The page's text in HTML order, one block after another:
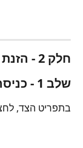
חלק 2 - הזנת הוצאה ידנית על ידי מנהל
שלב 1 - כניסה לדיווח העובד
בתפריט הצד,